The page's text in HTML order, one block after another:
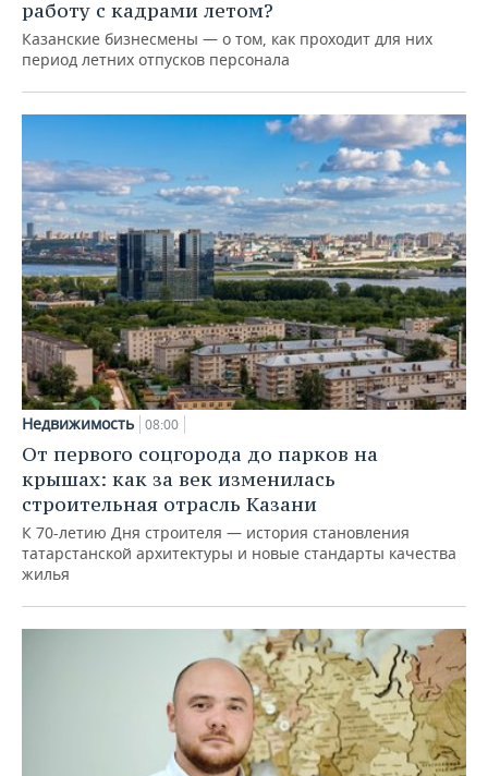
работу с кадрами летом?
Казанские бизнесмены — о том, как проходит для них
период летних отпусков персонала
Недвижимость 08:00
От первого соцгорода до парков на
крышах: как за век изменилась
строительная отрасль Казани
К 70-летию Дня строителя — история становления
татарстанской архитектуры и новые стандарты качества
жилья